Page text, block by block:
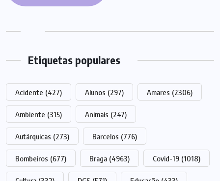
Etiquetas populares
Acidente (427) Alunos (297) Amares (2306)
Ambiente (315) Animais (247)
Autárquicas (273) Barcelos (776)
Bombeiros (677) Braga (4963) Covid-19 (1018)